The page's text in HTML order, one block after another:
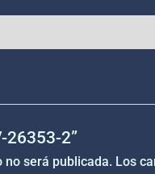
26353-2”
será publicada. Los